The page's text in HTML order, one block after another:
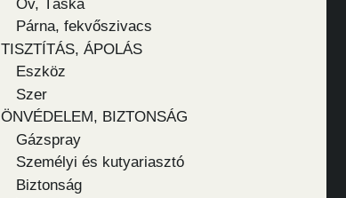
Öv, Táska
Párna, fekvőszivacs
TISZTÍTÁS, ÁPOLÁS
Eszköz
Szer
ÖNVÉDELEM, BIZTONSÁG
Gázspray
Személyi és kutyariasztó
Biztonság